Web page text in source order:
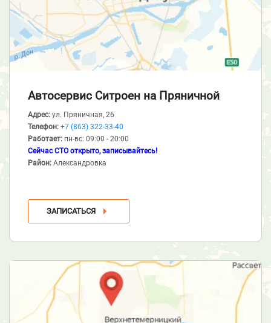
Автосервис Ситроен на Пряничной
Адрес: ул. Пряничная, 26
Телефон: +7 (863) 322-33-40
Работает: пн-вс: 09:00 - 20:00
Сейчас СТО открыто, записывайтесь!
Район: Александровка
ЗАПИСАТЬСЯ